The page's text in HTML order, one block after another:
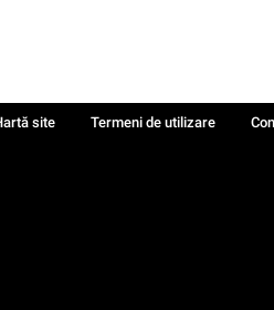
site Termeni de utilizare